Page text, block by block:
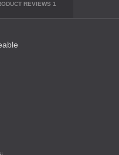
REVIEWS 1